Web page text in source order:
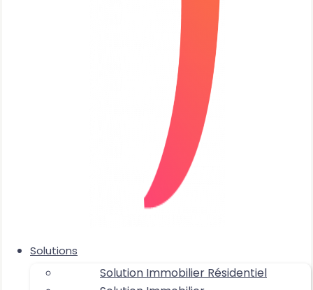
Solutions
Solution Immobilier Résidentiel